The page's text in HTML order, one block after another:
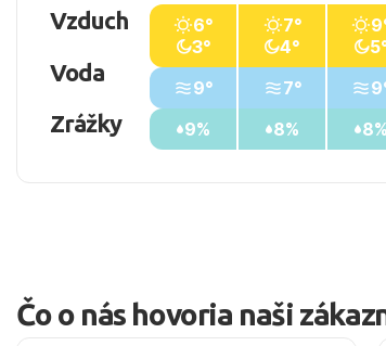
Vzduch
Voda
Zrážky
6°
3°
9°
9%
7°
4°
7°
8%
8%
Čo o nás hovoria naši